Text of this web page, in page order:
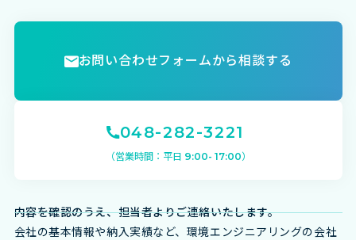
お問い合わせフォームから相談する
048-282-3221
（営業時間：平日 9:00- 17:00）
内容を確認のうえ、担当者よりご連絡いたします。
会社の基本情報や納入実績など、環境エンジニアリングの会社